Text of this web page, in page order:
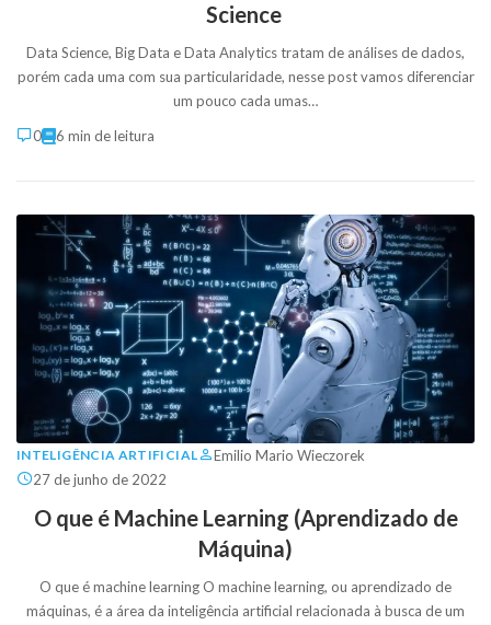
Science
Data Science, Big Data e Data Analytics tratam de análises de dados,
porém cada uma com sua particularidade, nesse post vamos diferenciar
um pouco cada umas…
0
6 min de leitura
INTELIGÊNCIA ARTIFICIAL
Emilio Mario Wieczorek
27 de junho de 2022
O que é Machine Learning (Aprendizado de
Máquina)
O que é machine learning O machine learning, ou aprendizado de
máquinas, é a área da inteligência artificial relacionada à busca de um